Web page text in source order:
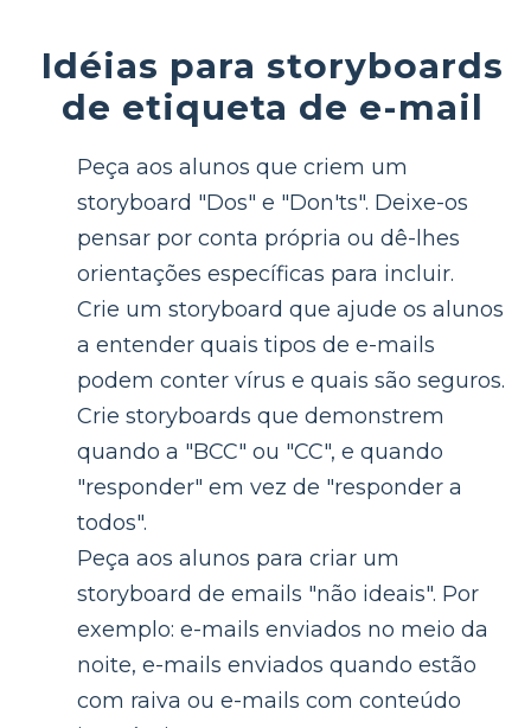
Idéias para storyboards
de etiqueta de e-mail
Peça aos alunos que criem um
storyboard "Dos" e "Don'ts". Deixe-os
pensar por conta própria ou dê-lhes
orientações específicas para incluir.
Crie um storyboard que ajude os alunos
a entender quais tipos de e-mails
podem conter vírus e quais são seguros.
Crie storyboards que demonstrem
quando a "BCC" ou "CC", e quando
"responder" em vez de "responder a
todos".
Peça aos alunos para criar um
storyboard de emails "não ideais". Por
exemplo: e-mails enviados no meio da
noite, e-mails enviados quando estão
com raiva ou e-mails com conteúdo